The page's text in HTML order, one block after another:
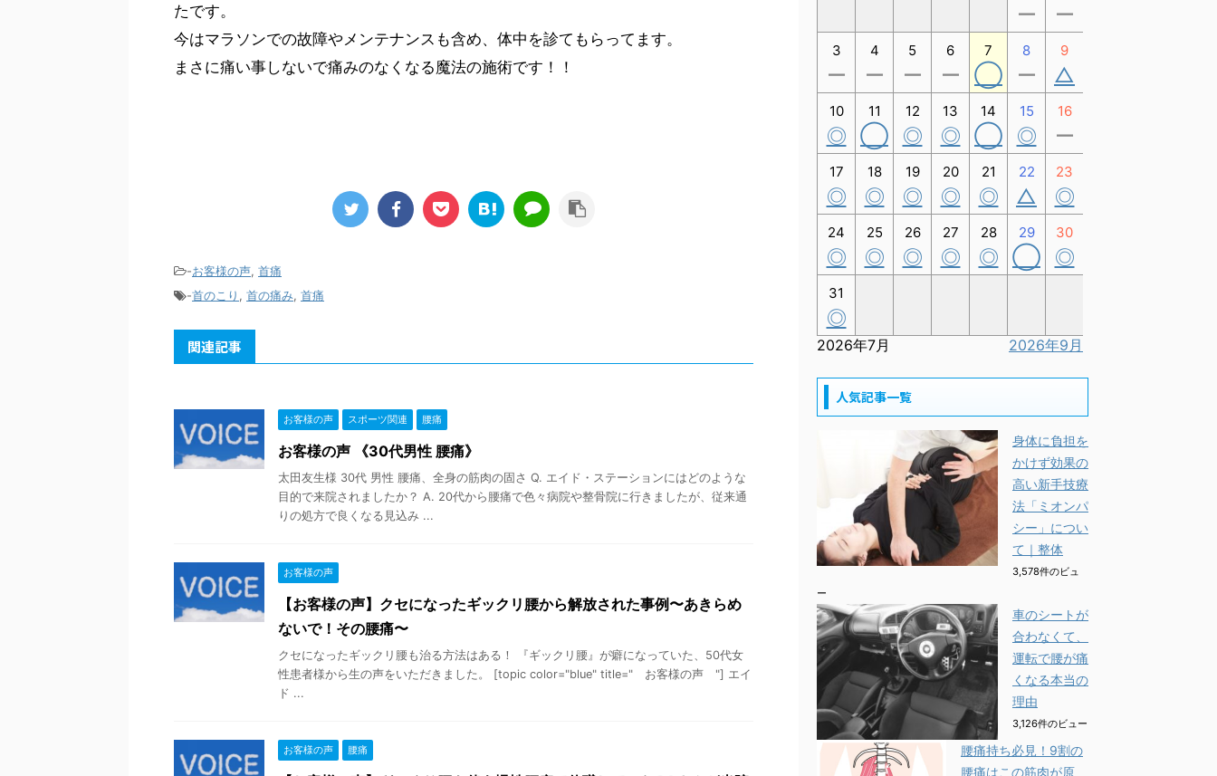
たです。
今はマラソンでの故障やメンテナンスも含め、体中を診てもらってます。
まさに痛い事しないで痛みのなくなる魔法の施術です！！
-お客様の声, 首痛
-首のこり , 首の痛み, 首痛
関連記事
お客様の声 スポーツ関連 腰痛
お客様の声 《30代男性 腰痛》
太田友生様 30代 男性 腰痛、全身の筋肉の固さ Q. エイド・ステーションにはどのような
目的で来院されましたか？ A. 20代から腰痛で色々病院や整骨院に行きましたが、従来通
りの処方で良くなる見込み ...
お客様の声
【お客様の声】クセになったギックリ腰から解放された事例〜あきらめ
ないで！その腰痛〜
クセになったギックリ腰も治る方法はある！ 『ギックリ腰』が癖になっていた、50代女
性患者様から生の声をいただきました。 [topic color="blue" title=" お客様の声 "] エイ
ド ...
お客様の声 腰痛
ー ー
3
ー
4
ー
5
ー
6
ー
7
◯
8
ー
9
△
10
◎
11
◯
12
◎
13
◎
14
◯
15
◎
16
ー
17
◎
18
◎
19
◎
20
◎
21
◎
22
△
23
◎
24
◎
25
◎
26
◎
27
◎
28
◎
29
◯
30
◎
31
◎
2026年7月 2026年9月
人気記事一覧
身体に負担を
かけず効果の
高い新手技療
法「ミオンパ
シー」につい
て｜整体
3,578件のビュ
ー
車のシートが
合わなくて、
運転で腰が痛
くなる本当の
理由
3,126件のビュー
腰痛持ち必見！9割の
腰痛はこの筋肉が原